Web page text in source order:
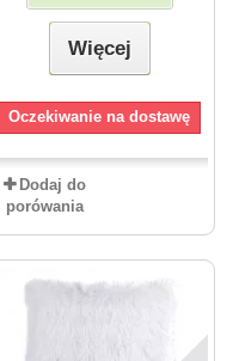
Więcej
Oczekiwanie na dostawę
Dodaj do
porówania